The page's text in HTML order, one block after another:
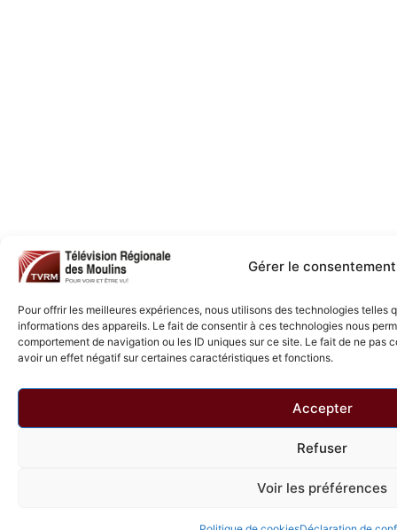
Gérer le consentement
Pour offrir les meilleures expériences, nous utilisons des technologies
informations des appareils. Le fait de consentir à ces technologies nous
comportement de navigation ou les ID uniques sur ce site. Le fait de ne pas
avoir un effet négatif sur certaines caractéristiques et fonctions.
Accepter
Refuser
Voir les préférences